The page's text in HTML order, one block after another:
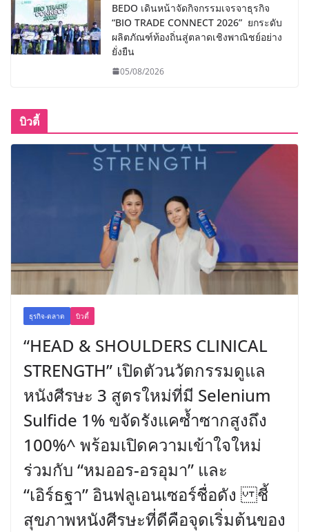
BEDO เดินหน้าจัดกิจกรรมเจรจาธุรกิจ
“BIO TRADE CONNECT 2026” ยกระดับ
ผลิตภัณฑ์ท้องถิ่นสู่ตลาดเชิงพาณิชย์อย่าง
ยั่งยืน
05/08/2026
บิวตี้
ธุรกิจ-ตลาด บิวตี้
“HEAD & SHOULDERS CLINICAL
STRENGTH” เปิดตัวนวัตกรรมดูแล
หนังศีรษะ 3 สูตรใหม่ที่มี Selenium
Sulfide 1% ขจัดรังแคซ้ำซากสูงถึง
100%^ พร้อมเปิดความเข้าใจใหม่
ร่วมกับ “หมออร-อรอุมา” และ
“เอิร์ธฐา” อินฟลูเอนเซอร์ชื่อดัง ชี้
สุขภาพหนังศีรษะที่ดีคือจุดเริ่มต้นของ